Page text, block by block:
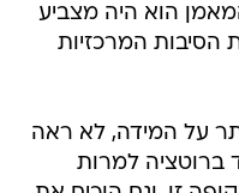
הוא היה מצביע
הסיבות המרכזיות
על המידה, לא ראה
ברוטציה למרות